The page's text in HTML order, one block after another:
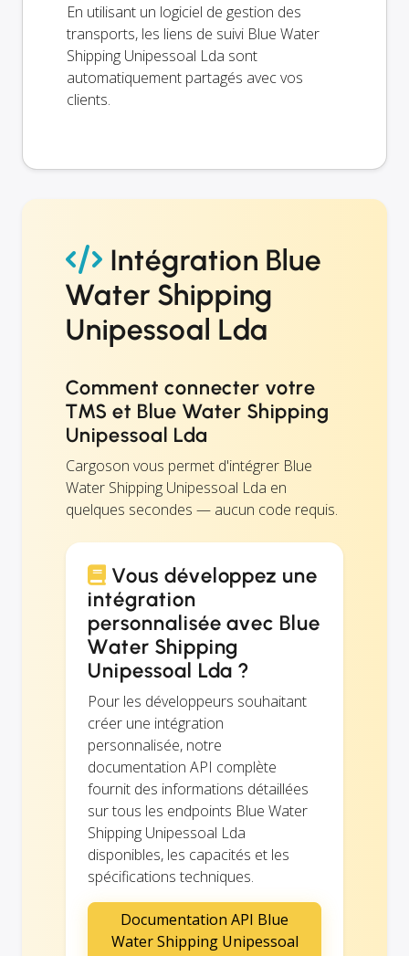
En utilisant un logiciel de gestion des
transports, les liens de suivi Blue Water
Shipping Unipessoal Lda sont
automatiquement partagés avec vos
clients.
Intégration Blue
Water Shipping
Unipessoal Lda
Comment connecter votre
TMS et Blue Water Shipping
Unipessoal Lda
Cargoson vous permet d'intégrer Blue
Water Shipping Unipessoal Lda en
quelques secondes — aucun code requis.
Vous développez une
intégration
personnalisée avec Blue
Water Shipping
Unipessoal Lda ?
Pour les développeurs souhaitant
créer une intégration
personnalisée, notre
documentation API complète
fournit des informations détaillées
sur tous les endpoints Blue Water
Shipping Unipessoal Lda
disponibles, les capacités et les
spécifications techniques.
Documentation API Blue
Water Shipping Unipessoal